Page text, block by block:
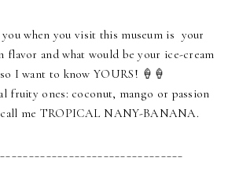
when you visit this museum is your
flavor and what would be your ice-cream
I want to know YOURS! 🍦🍦
fruity ones: coconut, mango or passion
me TROPICAL NANY-BANANA.